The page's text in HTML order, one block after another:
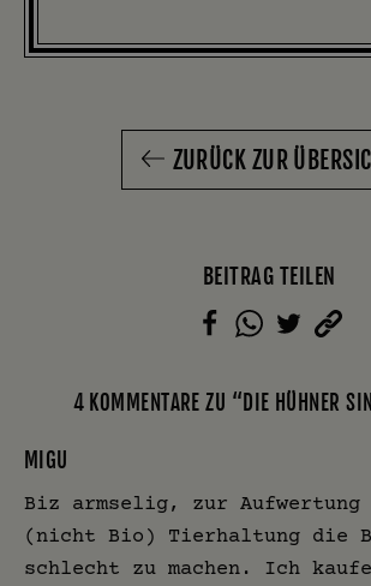
ZURÜCK ZUR
BEITRAG TEILEN
4 KOMMENTARE ZU “DIE HÜHNER
MIGU
Biz armselig, zur Aufwertung
(nicht Bio) Tierhaltung die
schlecht zu machen. Ich